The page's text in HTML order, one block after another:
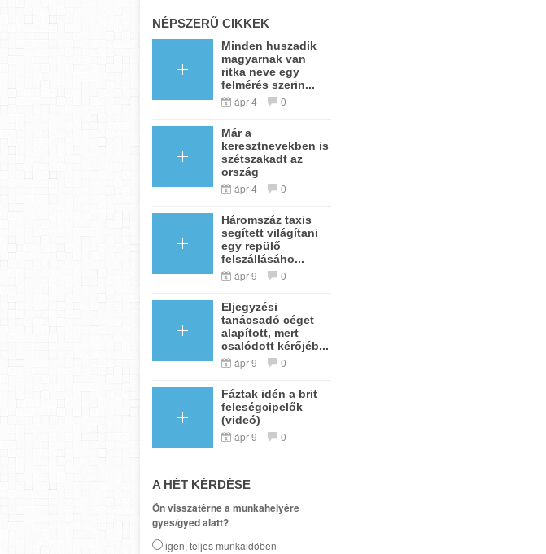
NÉPSZERŰ CIKKEK
Minden huszadik
magyarnak van
ritka neve egy
felmérés szerin...
ápr 4 0
Már a
keresztnevekben is
szétszakadt az
ország
ápr 4 0
Háromszáz taxis
segített világítani
egy repülő
felszállásáho...
ápr 9 0
Eljegyzési
tanácsadó céget
alapított, mert
csalódott kérőjéb...
ápr 9 0
Fáztak idén a brit
feleségcipelők
(videó)
ápr 9 0
A HÉT KÉRDÉSE
Ön visszatérne a munkahelyére
gyes/gyed alatt?
igen, teljes munkaidőben